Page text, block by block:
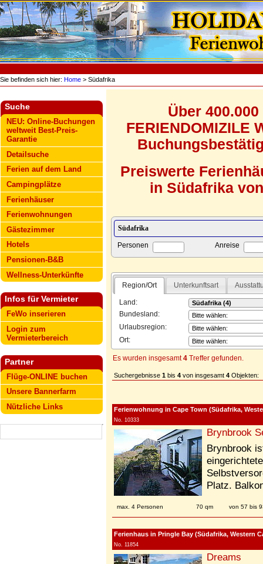
Sie befinden sich hier: Home > Südafrika
Suche
NEU: Online-Buchungen
weltweit Best-Preis-
Garantie
Detailsuche
Ferien auf dem Land
Campingplätze
Ferienhäuser
Ferienwohnungen
Gästezimmer
Hotels
Pensionen-B&B
Wellness-Unterkünfte
Infos für Vermieter
FeWo inserieren
Login zum
Vermieterbereich
Partner
Flüge-ONLINE buchen
Unsere Bannerfarm
Nützliche Links
Über
FERIENDOMIZILE
Preiswerte
in Südafrika
Personen Anreise
Region/Ort Unterkunftsart
Land:
Bundesland:
Urlaubsregion:
Ort:
Es wurden insgesamt4 Treffer gefunden.
Suchergebnisse 1 bis 4 von insgesamt 4 Objekten:
Ferienwohnung in Cape Town (Südafrika,
No. 10333
Brynbrook
Brynbrook
Platz.
max. 4 Personen 70 qm von 57 bis
Ferienhaus in Pringle Bay (Südafrika, Western
No. 11854
Dreams